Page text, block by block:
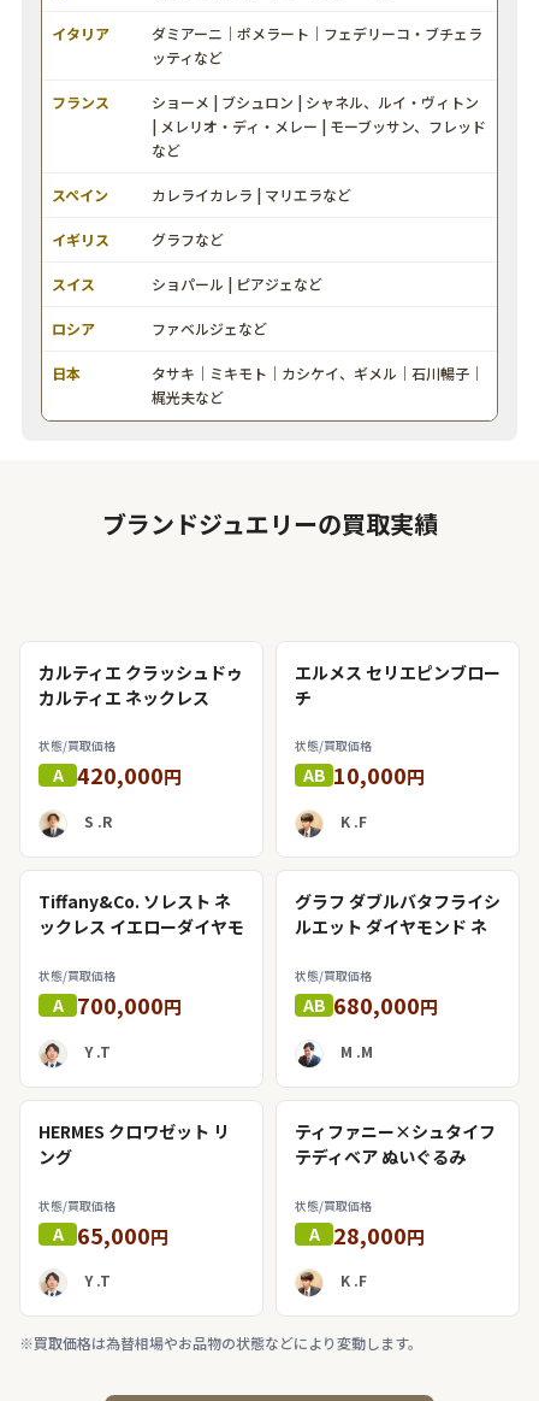
イタリア
ダミアーニ｜ポメラート｜フェデリーコ・ブチェラ
ッティなど
フランス
ショーメ | ブシュロン | シャネル、ルイ・ヴィトン
| メレリオ・ディ・メレー | モーブッサン、フレッド
など
スペイン カレライカレラ | マリエラなど
イギリス グラフなど
スイス ショパール | ピアジェなど
ロシア ファベルジェなど
日本
タサキ｜ミキモト｜カシケイ、ギメル｜石川暢子｜
梶光夫など
ブランドジュエリーの買取実績
カルティエ クラッシュドゥ
カルティエ ネックレス
状態/買取価格
A 420,000円
S .R
エルメス セリエピンブロー
チ
状態/買取価格
AB 10,000円
K .F
Tiffany&Co. ソレスト ネ
ックレス イエローダイヤモ
状態/買取価格
A 700,000円
Y .T
グラフ ダブルバタフライシ
ルエット ダイヤモンド ネ
状態/買取価格
AB 680,000円
M .M
HERMES クロワゼット リ
ング
状態/買取価格
A 65,000円
Y .T
ティファニー×シュタイフ
テディベア ぬいぐるみ
状態/買取価格
A 28,000円
K .F
※買取価格は為替相場やお品物の状態などにより変動します。